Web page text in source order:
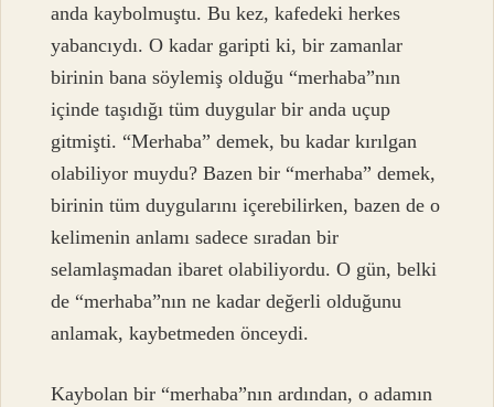
anda kaybolmuştu. Bu kez, kafedeki herkes
yabancıydı. O kadar garipti ki, bir zamanlar
birinin bana söylemiş olduğu “merhaba”nın
içinde taşıdığı tüm duygular bir anda uçup
gitmişti. “Merhaba” demek, bu kadar kırılgan
olabiliyor muydu? Bazen bir “merhaba” demek,
birinin tüm duygularını içerebilirken, bazen de o
kelimenin anlamı sadece sıradan bir
selamlaşmadan ibaret olabiliyordu. O gün, belki
de “merhaba”nın ne kadar değerli olduğunu
anlamak, kaybetmeden önceydi.
Kaybolan bir “merhaba”nın ardından, o adamın